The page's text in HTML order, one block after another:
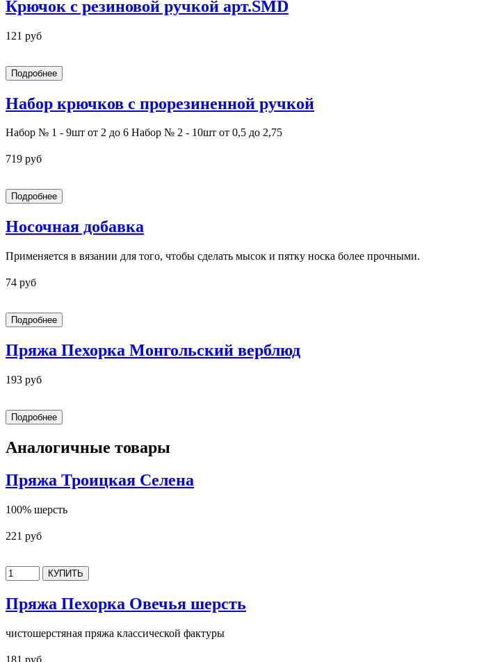
Крючок с резиновой ручкой арт.SMD
121 руб
Набор крючков с прорезиненной ручкой
Набор № 1 - 9шт от 2 до 6 Набор № 2 - 10шт от 0,5 до 2,75
719 руб
Носочная добавка
Применяется в вязании для того, чтобы сделать мысок и пятку носка более прочными.
74 руб
Пряжа Пехорка Монгольский верблюд
193 руб
Аналогичные товары
Пряжа Троицкая Селена
100% шерсть
221 руб
Пряжа Пехорка Овечья шерсть
чистошерстяная пряжа классической фактуры
181 руб